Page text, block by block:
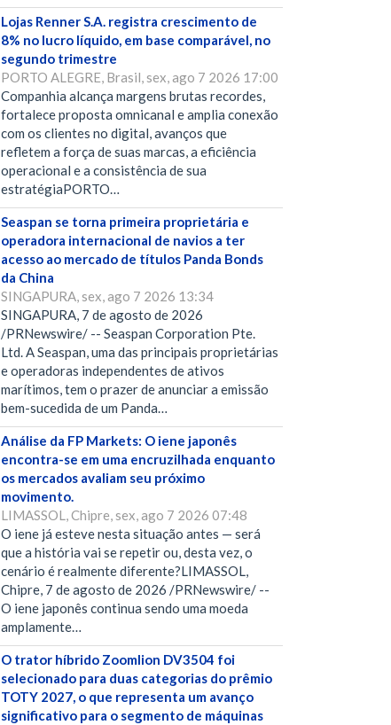
Lojas Renner S.A. registra crescimento de
8% no lucro líquido, em base comparável, no
segundo trimestre
PORTO ALEGRE, Brasil, sex, ago 7 2026 17:00
Companhia alcança margens brutas recordes,
fortalece proposta omnicanal e amplia conexão
com os clientes no digital, avanços que
refletem a força de suas marcas, a eficiência
operacional e a consistência de sua
estratégiaPORTO…
Seaspan se torna primeira proprietária e
operadora internacional de navios a ter
acesso ao mercado de títulos Panda Bonds
da China
SINGAPURA, sex, ago 7 2026 13:34
SINGAPURA, 7 de agosto de 2026
/PRNewswire/ -- Seaspan Corporation Pte.
Ltd. A Seaspan, uma das principais proprietárias
e operadoras independentes de ativos
marítimos, tem o prazer de anunciar a emissão
bem-sucedida de um Panda…
Análise da FP Markets: O iene japonês
encontra-se em uma encruzilhada enquanto
os mercados avaliam seu próximo
movimento.
LIMASSOL, Chipre, sex, ago 7 2026 07:48
O iene já esteve nesta situação antes — será
que a história vai se repetir ou, desta vez, o
cenário é realmente diferente?LIMASSOL,
Chipre, 7 de agosto de 2026 /PRNewswire/ --
O iene japonês continua sendo uma moeda
amplamente…
O trator híbrido Zoomlion DV3504 foi
selecionado para duas categorias do prêmio
TOTY 2027, o que representa um avanço
significativo para o segmento de máquinas